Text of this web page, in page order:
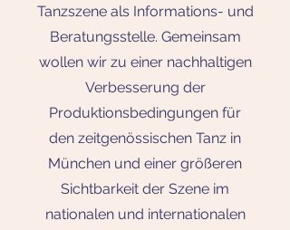
Tanzszene als Informations- und
Beratungsstelle. Gemeinsam
wollen wir zu einer nachhaltigen
Verbesserung der
Produktionsbedingungen für
den zeitgenössischen Tanz in
München und einer größeren
Sichtbarkeit der Szene im
nationalen und internationalen